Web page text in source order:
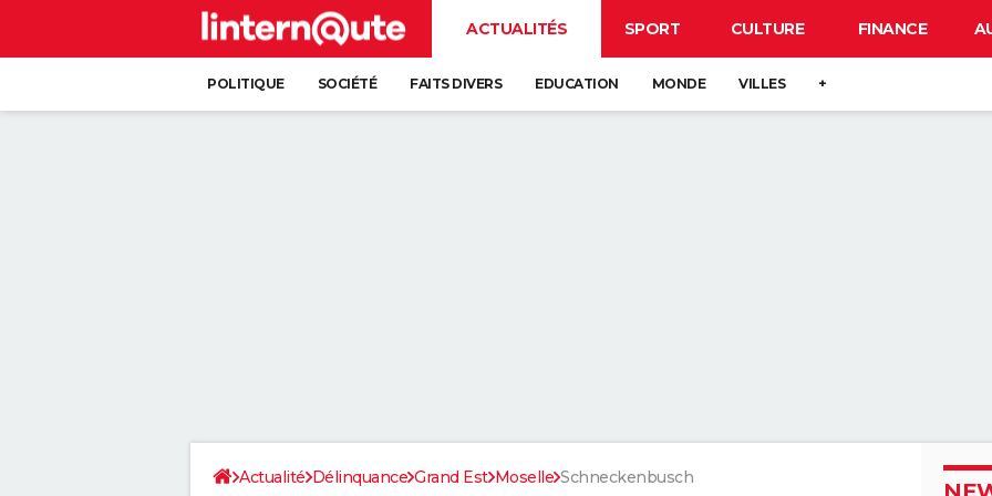
ACTUALITÉS SPORT CULTURE FINANCE
POLITIQUE SOCIÉTÉ FAITS DIVERS EDUCATION MONDE VILLES +
Actualité Délinquance Grand Est Moselle Schneckenbusch